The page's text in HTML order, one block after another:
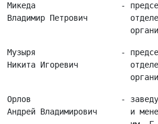
Микеда                  -
Владимир Петрович
Музыря                  -
Никита Игоревич
Орлов                   - заведующий
Андрей Владимирович       и